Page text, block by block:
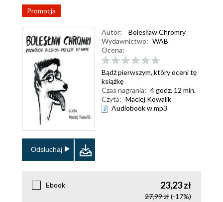
Promocja
Odsłuchaj
Autor:
Bolesław Chromry
Wydawnictwo: WAB
Ocena:
Bądź pierwszym, który oceni tę
książkę
Czas nagrania: 4 godz. 12 min.
Czyta: Maciej Kowalik
Audiobook w mp3
Ebook 23,23 zł
27,99 zł(-17%)